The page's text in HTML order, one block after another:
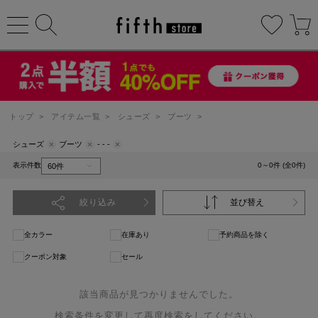
トップ > アイテム一覧 > シューズ > ブーツ >
シューズ ブーツ - - -
表示件数 0～0件 (全0件)
絞り込み 並び替え
全カラー 在庫あり 予約商品を除く
クーポン対象 セール
該当商品が見つかりませんでした。
検索条件を変更して再度検索をしてください。